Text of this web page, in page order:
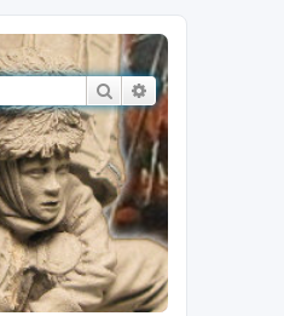
BuscarBúsqueda